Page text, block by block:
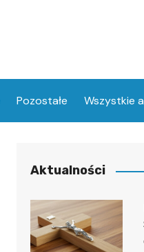
Pozostałe Wszystkie
Aktualności